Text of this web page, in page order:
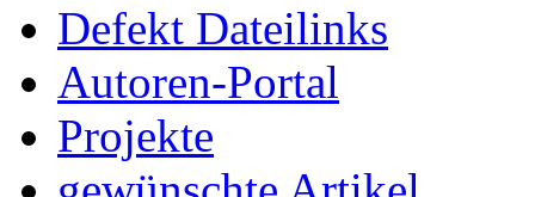
Defekt Dateilinks
Autoren-Portal
Projekte